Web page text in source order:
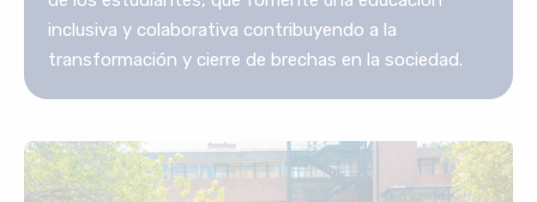
inclusiva y colaborativa contribuyendo a la
transformación y cierre de brechas en la sociedad.